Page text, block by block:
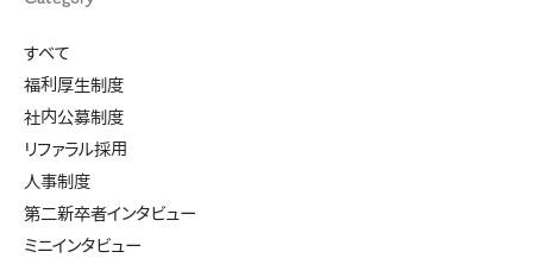
すべて
福利厚生制度
社内公募制度
リファラル採用
人事制度
第二新卒者インタビュー
ミニインタビュー